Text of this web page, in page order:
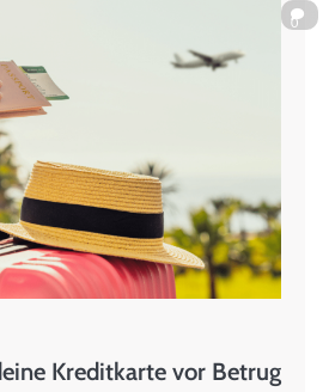
0
Kreditkarte vor Betrug